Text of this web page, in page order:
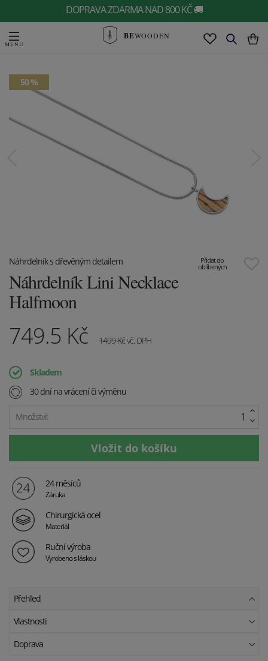
DOPRAVA ZDARMA NAD 800 KČ 🚚
BEWOODEN
50 %
Přidat do
oblíbených
Náhrdelník s dřevěným detailem
Náhrdelník Lini Necklace
Halfmoon
749.5 Kč 1499Kčvč. DPH
Skladem
30 dní na vrácení či výměnu
Množství:
24 měsíců
Záruka
Chirurgická ocel
Materiál
Ruční výroba
Vyrobeno s láskou
Přehled
Vlastnosti
Doprava